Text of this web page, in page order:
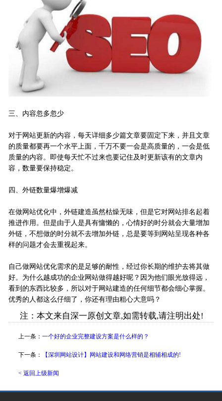
三、内容忽多忽少
对于网站更新的内容，每天详细多少篇文章要固定下来，并且文章
的质量都要再一个水平上面，千万不要一会是高质量的，一会是低
质量的内容。即使每天忙不过来也要记住及时更新该有的文章内
容，数量要保持稳定。
四、外链数量爆增爆减
在做网站优化中，外链建造虽然枯燥无味，但是它对网站排名起着
推进作用。但是由于人是具有慵懒的，心情好的时分就会大量增加
外链，不想做的时分就不去增加外链，总是要等到网站呈现各种各
样的问题才会去重视起来。
自己做网站优化需求的是足够的耐性，经过你长期的维护去将其做
好。为什么越成功的企业网站做得越好呢？因为他们眼光放得远，
看到的东西比较多，所以对于网站建造的任何细节都会细心掌握。
优秀的人都这么仔细了，你还有理由粗心大意吗？
注：本文来自深一原创文章,如需转载,请注明出处!
上一条： 一个好的企业完整建设方案是什么样的？
下一条： 【深圳网站设计】网站建设和网络营销是相辅相成的!
< 返回上级新闻